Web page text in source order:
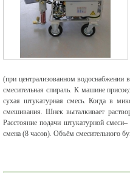
(при централизованном водоснабжении
смесительная спираль. К машине
сухая штукатурная смесь. Когда в
смешивания. Шнек выталкивает
Расстояние подачи штукатурной
смена (8 часов). Объём смесительного